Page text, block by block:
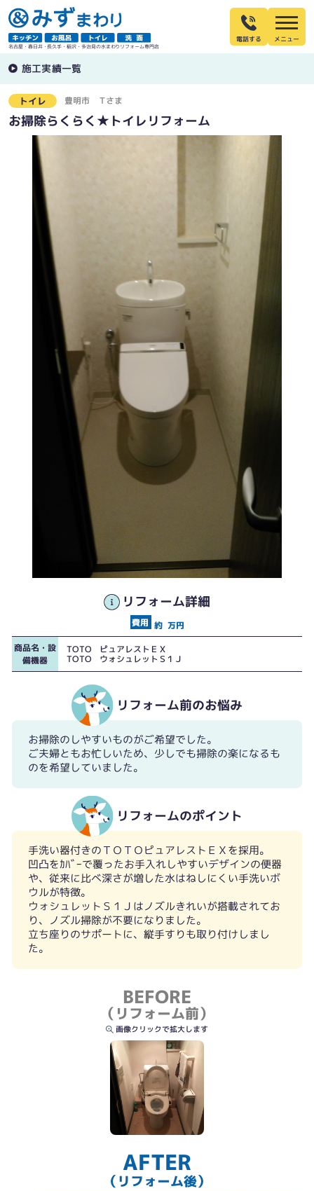
名古屋・春日井・長久手・稲沢・多治見の水まわりリフォーム専門店
電話する
施工実績一覧
トイレ 豊明市 Ｔさま
お掃除らくらく★トイレリフォーム
リフォーム詳細
約 万円
商品名・設
備機器
TOTO ピュアレストＥＸ
TOTO ウォシュレットＳ１Ｊ
リフォーム前のお悩み
お掃除のしやすいものがご希望でした。
ご夫婦ともお忙しいため、少しでも掃除の楽になるも
のを希望していました。
リフォームのポイント
手洗い器付きのＴＯＴＯピュアレストＥＸを採用。
凹凸をｶﾊﾞｰで覆ったお手入れしやすいデザインの便器
や、従来に比べ深さが増した水はねしにくい手洗いボ
ウルが特徴。
ウォシュレットＳ１Ｊはノズルきれいが搭載されてお
り、ノズル掃除が不要になりました。
立ち座りのサポートに、縦手すりも取り付けしまし
た。
BEFORE
（リフォーム前）
画像クリックで拡大します
AFTER
（リフォーム後）